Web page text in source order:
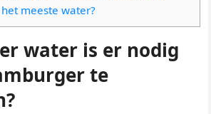
meeste water?
water is er nodig
te